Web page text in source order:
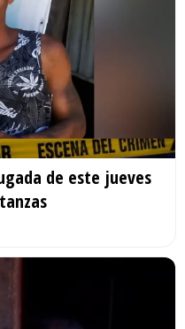
de este jueves